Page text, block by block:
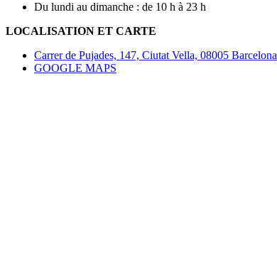
Du lundi au dimanche : de 10 h à 23 h
LOCALISATION ET CARTE
Carrer de Pujades, 147, Ciutat Vella, 08005 Barcelona
GOOGLE MAPS